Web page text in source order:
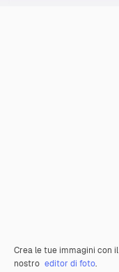
Crea le tue immagini con il
nostro editor di foto.